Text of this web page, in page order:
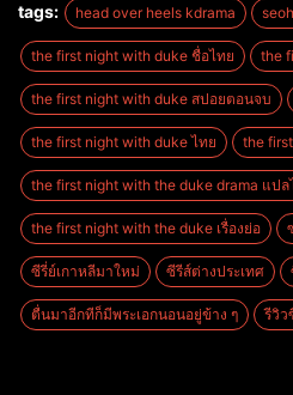
tags: head over heels kdrama
the first night with duke ชื่อไทย the
the first night with duke สปอยตอนจบ
the first night with duke ไทย the
the first night with the duke drama แปล
the first night with the duke เรื่องย่อ
ซีรี่ย์เกาหลีมาใหม่ ซีรีส์ต่างประเทศ
ตื่นมาอีกทีก็มีพระเอกนอนอยู่ข้าง ๆ รีวิว